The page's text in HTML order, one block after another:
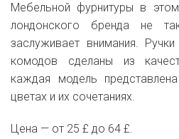
Мебельной фурнитуры в
лондонского бренда не
заслуживает внимания.
комодов сделаны из
каждая модель
цветах и их сочетаниях.
Цена — от 25 £ до 64 £.